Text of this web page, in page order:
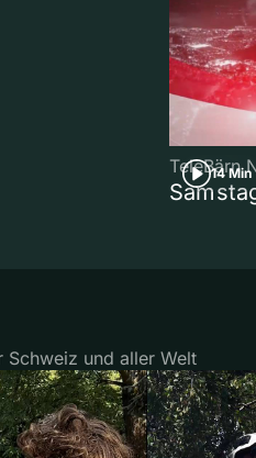
14 Min
TeleBärn
Schweiz und aller Welt